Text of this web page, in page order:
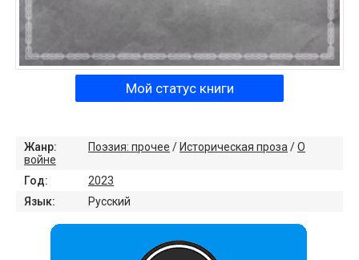
Мой статус книги
Жанр: Поэзия: прочее / Историческая проза /О
войне
Год:
2023
Язык:
Русский